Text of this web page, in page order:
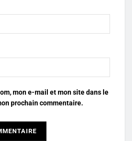
mon e-mail et mon site dans le
prochain commentaire.